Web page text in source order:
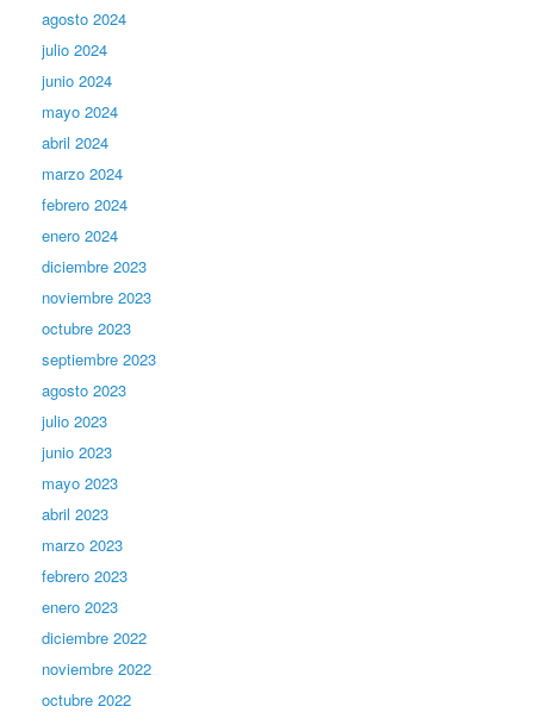
agosto 2024
julio 2024
junio 2024
mayo 2024
abril 2024
marzo 2024
febrero 2024
enero 2024
diciembre 2023
noviembre 2023
octubre 2023
septiembre 2023
agosto 2023
julio 2023
junio 2023
mayo 2023
abril 2023
marzo 2023
febrero 2023
enero 2023
diciembre 2022
noviembre 2022
octubre 2022